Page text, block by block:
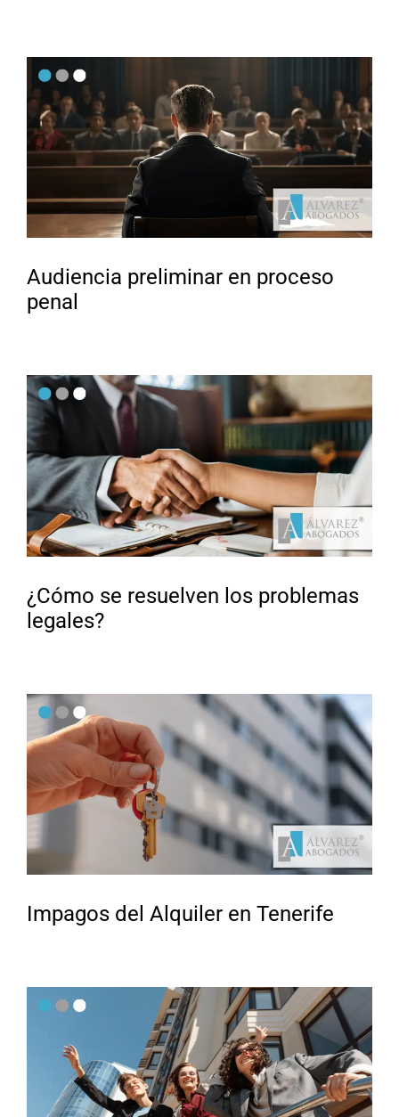
Audiencia preliminar en proceso
penal
¿Cómo se resuelven los problemas
legales?
Impagos del Alquiler en Tenerife